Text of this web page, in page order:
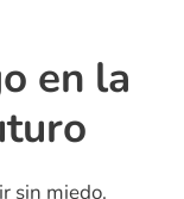
en la
sin miedo.